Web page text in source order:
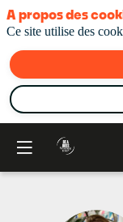
A propos des
Ce site utilise des